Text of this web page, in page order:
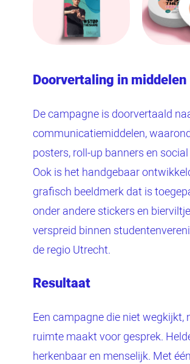
Doorvertaling in middelen
De campagne is doorvertaald
communicatiemiddelen,
posters, roll-up banners en
Ook is het handgebaar
grafisch beeldmerk dat is
onder andere stickers en
verspreid binnen
de regio Utrecht.
Resultaat
Een campagne die niet wegkijkt,
ruimte maakt voor gesprek.
herkenbaar en menselijk. Met